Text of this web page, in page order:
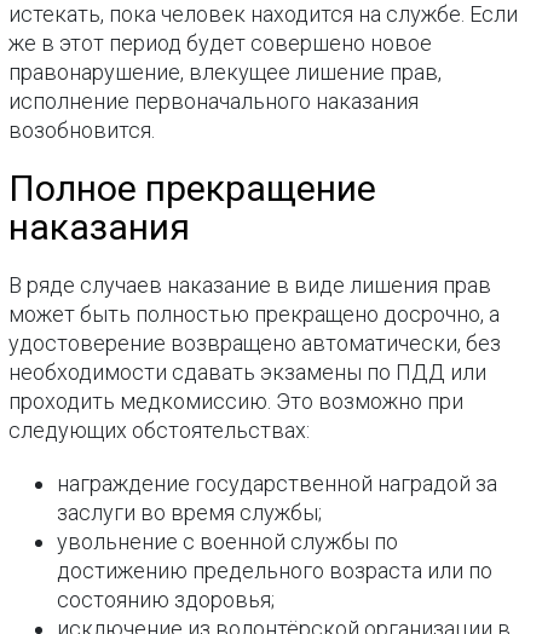
истекать, пока человек находится на службе. Если
же в этот период будет совершено новое
правонарушение, влекущее лишение прав,
исполнение первоначального наказания
возобновится.
Полное прекращение
наказания
В ряде случаев наказание в виде лишения прав
может быть полностью прекращено досрочно, а
удостоверение возвращено автоматически, без
необходимости сдавать экзамены по ПДД или
проходить медкомиссию. Это возможно при
следующих обстоятельствах:
награждение государственной наградой за
заслуги во время службы;
увольнение с военной службы по
достижению предельного возраста или по
состоянию здоровья;
исключение из волонтёрской организации в